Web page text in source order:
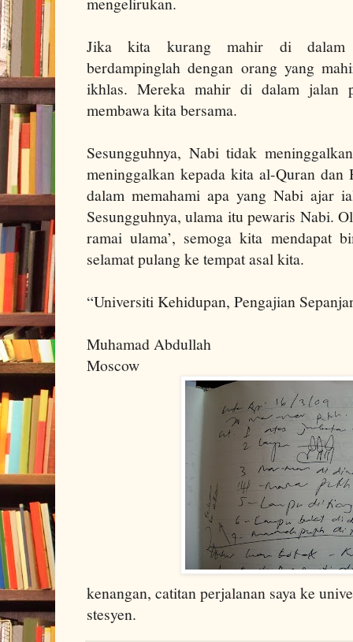
Jika kita kurang mahir di dalam
berdampinglah dengan orang yang
ikhlas. Mereka mahir di dalam jalan
membawa kita bersama.
Sesungguhnya, Nabi tidak
meninggalkan kepada kita al-Quran
dalam memahami apa yang Nabi ajar
Sesungguhnya, ulama itu pewaris Nabi.
ramai ulama’, semoga kita mendapat
selamat pulang ke tempat asal kita.
“Universiti Kehidupan, Pengajian
Muhamad Abdullah
Moscow
kenangan, catitan perjalanan saya ke
stesyen.